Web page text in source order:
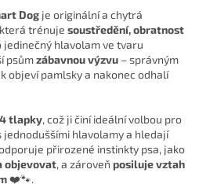
Dog je originální a chytrá
trénuje soustředění, obratnost
jedinečný hlavolam ve tvaru
psůmzábavnou výzvu – správným
objeví pamlsky a nakonec odhalí
tlapky, což ji činí ideální volbou pro
jednoduššími hlavolamy a hledají
přirozené instinkty psa, jako
objevovat, a zároveň posiluje vztah
❤️🐾.